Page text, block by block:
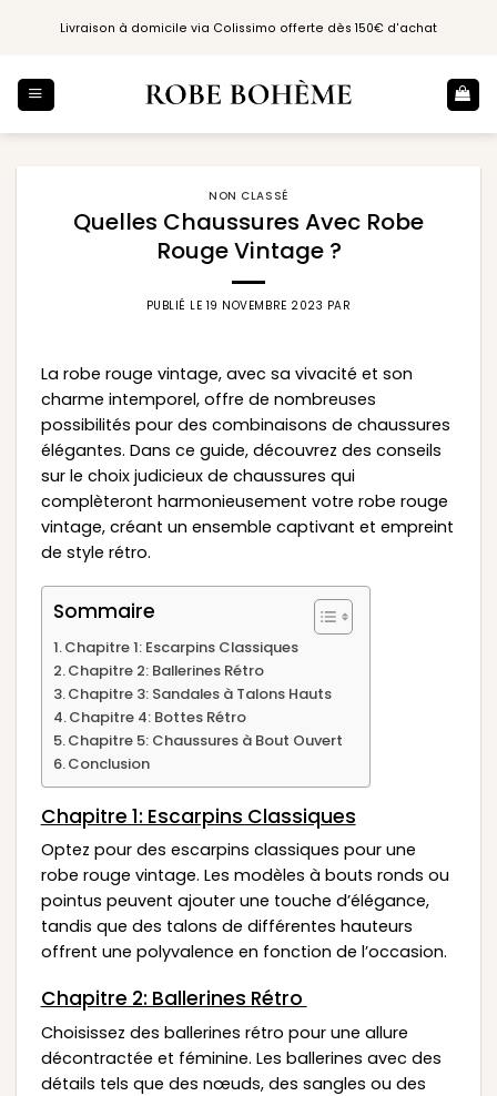
Livraison à domicile via Colissimo offerte dès 150€ d'achat
NON CLASSÉ
Quelles Chaussures Avec Robe
Rouge Vintage ?
PUBLIÉ LE 19 NOVEMBRE 2023 PAR
La robe rouge vintage, avec sa vivacité et son
charme intemporel, offre de nombreuses
possibilités pour des combinaisons de chaussures
élégantes. Dans ce guide, découvrez des conseils
sur le choix judicieux de chaussures qui
complèteront harmonieusement votre robe rouge
vintage, créant un ensemble captivant et empreint
de style rétro.
Sommaire
Chapitre 1: Escarpins Classiques
Chapitre 2: Ballerines Rétro
Chapitre 3: Sandales à Talons Hauts
Chapitre 4: Bottes Rétro
Chapitre 5: Chaussures à Bout Ouvert
Conclusion
Chapitre 1: Escarpins Classiques
Optez pour des escarpins classiques pour une
robe rouge vintage. Les modèles à bouts ronds ou
pointus peuvent ajouter une touche d’élégance,
tandis que des talons de différentes hauteurs
offrent une polyvalence en fonction de l’occasion.
Chapitre 2: Ballerines Rétro
Choisissez des ballerines rétro pour une allure
décontractée et féminine. Les ballerines avec des
détails tels que des nœuds, des sangles ou des